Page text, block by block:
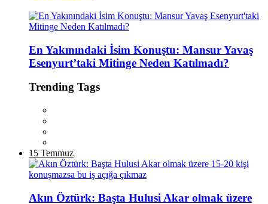
En Yakınındaki İsim Konuştu: Mansur Yavaş
Esenyurt’taki Mitinge Neden Katılmadı?
Trending Tags
15 Temmuz
Akın Öztürk: Başta Hulusi Akar olmak üzere